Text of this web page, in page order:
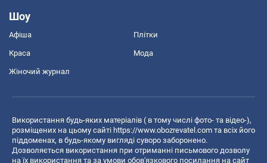
Шоу
Афіша Плітки
Краса Мода
Жіночий журнал
Використання будь-яких матеріалів ( в тому числі фото- та відео-),
розміщених на цьому сайті https://www.obozrevatel.com та всіх його
піддоменах, в будь-якому вигляді суворо заборонено.
Дозволяється використання при отриманні письмового дозволу
на їх використання та за умови обов'язкового посилання на сайт